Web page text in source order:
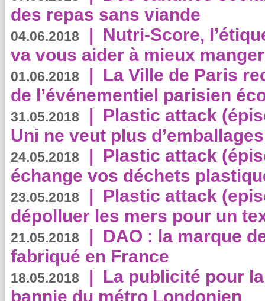
des repas sans viande
04.06.2018 | Nutri-Score,
va vous aider à mieux
01.06.2018 | La Ville de Paris
de l’événementiel parisien
31.05.2018 | Plastic attack
Uni ne veut plus
24.05.2018 | Plastic attack
échange vos déchets
23.05.2018 | Plastic attack
dépolluer les mers pour un
21.05.2018 | DAO : la marque
fabriqué en France
18.05.2018 | La publicité pour
bannie du métro Londonien